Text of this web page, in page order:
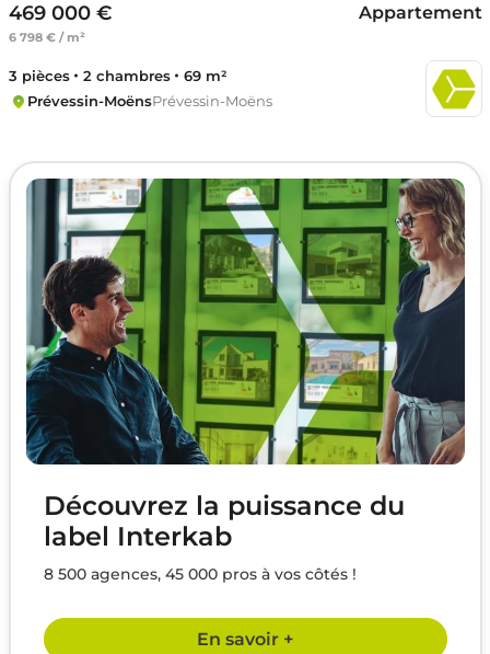
469 000 €
6 798 € / m²
Appartement
3 pièces 2 chambres
69 m²
Prévessin-MoënsPrévessin-Moëns
Découvrez la puissance du
label Interkab
8 500 agences, 45 000 pros à vos côtés !
En savoir +